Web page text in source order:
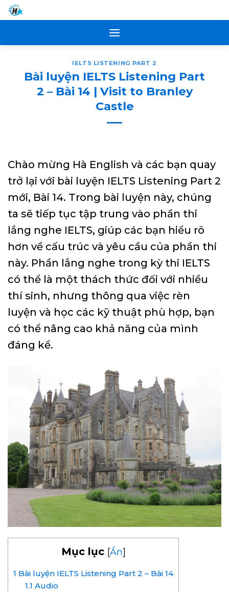
Skip
to
IELTS LISTENING PART 2
Bài luyện IELTS Listening Part
2 – Bài 14 | Visit to Branley
Castle
Chào mừng Hà English và các bạn quay
trở lại với bài luyện IELTS Listening Part 2
mới, Bài 14. Trong bài luyện này, chúng
ta sẽ tiếp tục tập trung vào phần thi
lắng nghe IELTS, giúp các bạn hiểu rõ
hơn về cấu trúc và yêu cầu của phần thi
này. Phần lắng nghe trong kỳ thi IELTS
có thể là một thách thức đối với nhiều
thí sinh, nhưng thông qua việc rèn
luyện và học các kỹ thuật phù hợp, bạn
có thể nâng cao khả năng của mình
đáng kể.
Mục lục [Ẩn]
1 Bài luyện IELTS Listening Part 2 – Bài 14
1.1 Audio